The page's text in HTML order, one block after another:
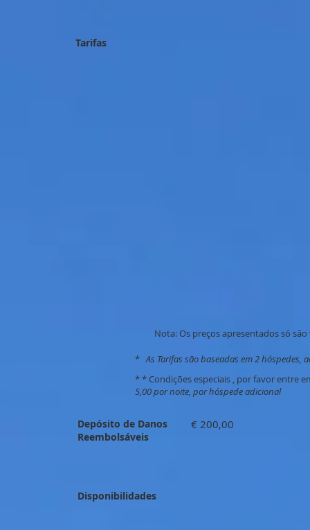
Tarifas
Nota: Os preços apresentados só
*As Tarifas são baseadas em 2
* * Condições especiais , por favor entre
5,00 por noite, por hóspede adicional
Depósito de Danos
Reembolsáveis
€ 200,00
Disponibilidades